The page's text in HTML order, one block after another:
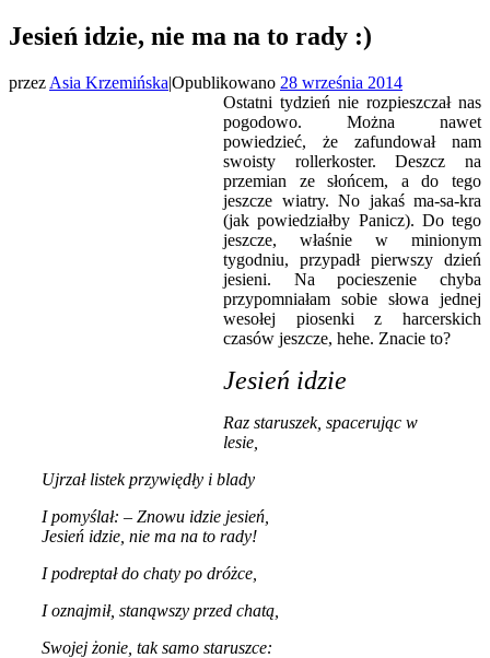
Jesień idzie, nie ma na to rady :)
przez Asia Krzemińska|Opublikowano 28 września 2014
Ostatni tydzień nie rozpieszczał nas
pogodowo. Można nawet
powiedzieć, że zafundował nam
swoisty rollerkoster. Deszcz na
przemian ze słońcem, a do tego
jeszcze wiatry. No jakaś ma-sa-kra
(jak powiedziałby Panicz). Do tego
jeszcze, właśnie w minionym
tygodniu, przypadł pierwszy dzień
jesieni. Na pocieszenie chyba
przypomniałam sobie słowa jednej
wesołej piosenki z harcerskich
czasów jeszcze, hehe. Znacie to?
Jesień idzie
Raz staruszek, spacerując w
lesie,
Ujrzał listek przywiędły i blady
I pomyślał: – Znowu idzie jesień,
Jesień idzie, nie ma na to rady!
I podreptał do chaty po dróżce,
I oznajmił, stanąwszy przed chatą,
Swojej żonie, tak samo staruszce: